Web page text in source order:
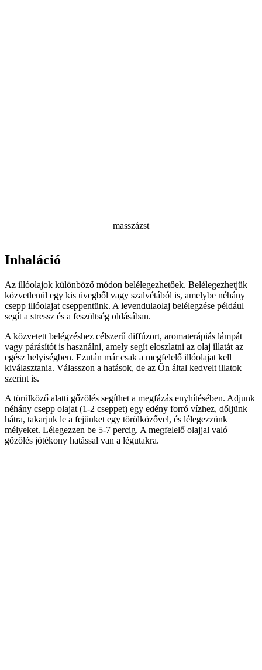
masszázst
Inhaláció
Az illóolajok különböző módon belélegezhetőek. Belélegezhetjük
közvetlenül egy kis üvegből vagy szalvétából is, amelybe néhány
csepp illóolajat cseppentünk. A levendulaolaj belélegzése például
segít a stressz és a feszültség oldásában.
A közvetett belégzéshez célszerű diffúzort, aromaterápiás lámpát
vagy párásítót is használni, amely segít eloszlatni az olaj illatát az
egész helyiségben. Ezután már csak a megfelelő illóolajat kell
kiválasztania. Válasszon a hatások, de az Ön által kedvelt illatok
szerint is.
A törülköző alatti gőzölés segíthet a megfázás enyhítésében. Adjunk
néhány csepp olajat (1-2 cseppet) egy edény forró vízhez, dőljünk
hátra, takarjuk le a fejünket egy törölközővel, és lélegezzünk
mélyeket. Lélegezzen be 5-7 percig. A megfelelő olajjal való
gőzölés jótékony hatással van a légutakra.